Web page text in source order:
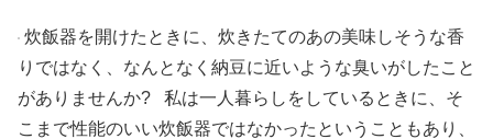
炊飯器を開けたときに、炊きたてのあの美味しそうな香
りではなく、なんとなく納豆に近いような臭いがしたこと
がありませんか? 私は一人暮らしをしているときに、そ
こまで性能のいい炊飯器ではなかったということもあり、